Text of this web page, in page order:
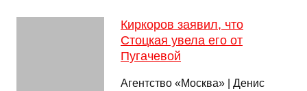
Киркоров заявил, что
Стоцкая увела его от
Пугачевой
Агентство «Москва» | Денис